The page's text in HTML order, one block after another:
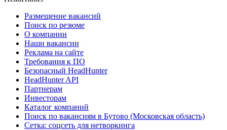
Размещение вакансий
Поиск по резюме
О компании
Наши вакансии
Реклама на сайте
Требования к ПО
Безопасный HeadHunter
HeadHunter API
Партнерам
Инвесторам
Каталог компаний
Поиск по вакансиям в Бутово (Московская область)
Сетка: соцсеть для нетворкинга